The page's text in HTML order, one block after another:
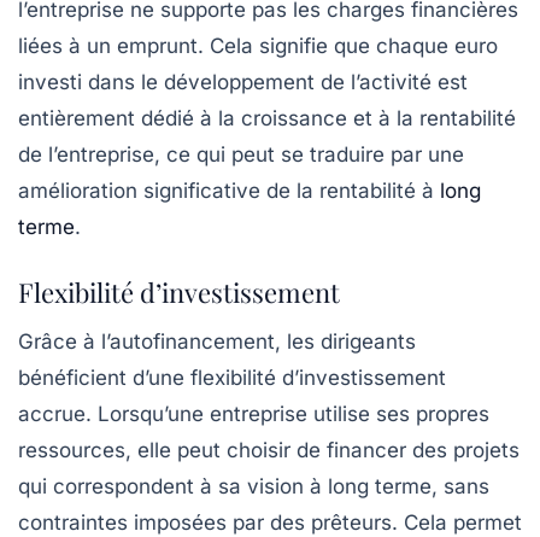
l’entreprise ne supporte pas les charges financières
liées à un emprunt. Cela signifie que chaque euro
investi dans le développement de l’activité est
entièrement dédié à la croissance et à la rentabilité
de l’entreprise, ce qui peut se traduire par une
amélioration significative de la rentabilité à long
terme.
Flexibilité d’investissement
Grâce à l’autofinancement, les dirigeants
bénéficient d’une flexibilité d’investissement
accrue. Lorsqu’une entreprise utilise ses propres
ressources, elle peut choisir de financer des projets
qui correspondent à sa vision à long terme, sans
contraintes imposées par des prêteurs. Cela permet